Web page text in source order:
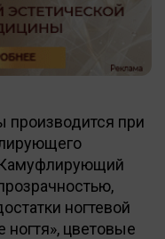
производится при
Камуфлирующий
ногтевой
ногтя», цветовые